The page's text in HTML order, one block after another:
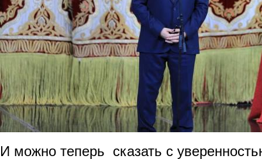
И можно теперь сказать с